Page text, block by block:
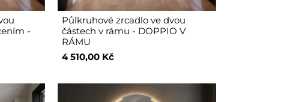
-
Půlkruhové zrcadlo ve dvou
částech v rámu - DOPPIO V
RÁMU
4 510,00 Kč